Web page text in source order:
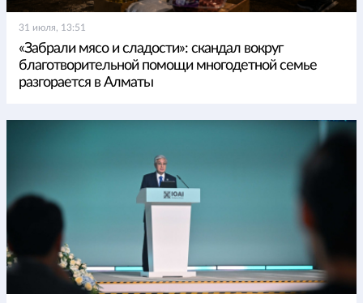
31 июля, 13:51
«Забрали мясо и сладости»: скандал вокруг
благотворительной помощи многодетной семье
разгорается в Алматы